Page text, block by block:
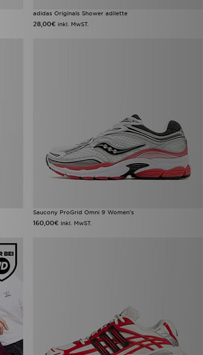
adidas Originals Shower adilette
28,00€ inkl. MwST.
Saucony ProGrid Omni 9 Women's
160,00€ inkl. MwST.